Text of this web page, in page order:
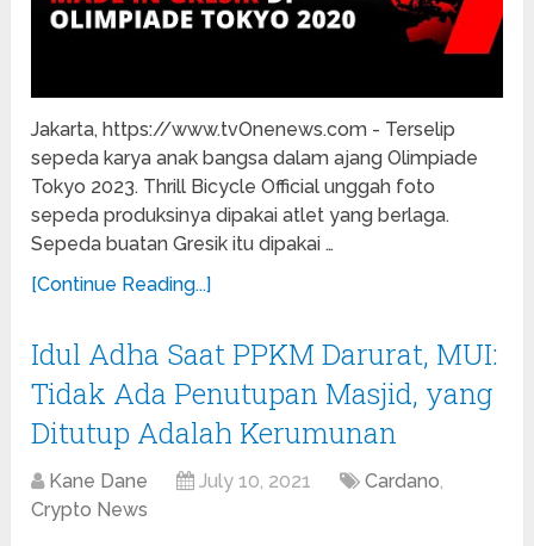
Jakarta, https://www.tvOnenews.com - Terselip
sepeda karya anak bangsa dalam ajang Olimpiade
Tokyo 2023. Thrill Bicycle Official unggah foto
sepeda produksinya dipakai atlet yang berlaga.
Sepeda buatan Gresik itu dipakai …
[Continue Reading...]
Idul Adha Saat PPKM Darurat, MUI:
Tidak Ada Penutupan Masjid, yang
Ditutup Adalah Kerumunan
Kane Dane July 10, 2021 Cardano,
Crypto News